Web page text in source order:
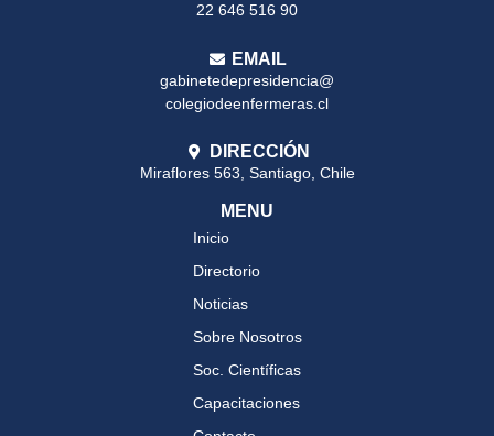
22 646 516 90
EMAIL
gabinetedepresidencia@
colegiodeenfermeras.cl
DIRECCIÓN
Miraflores 563, Santiago, Chile
MENU
Inicio
Directorio
Noticias
Sobre Nosotros
Soc. Científicas
Capacitaciones